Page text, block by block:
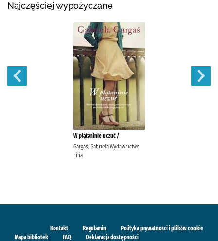
Najczęściej wypożyczane
W plątaninie uczuć /
Gargaś, Gabriela Wydawnictwo
Filia
Kontakt Regulamin
Polityka prywatności i plików cookie
Mapa bibliotek
FAQ Deklaracja dostępności